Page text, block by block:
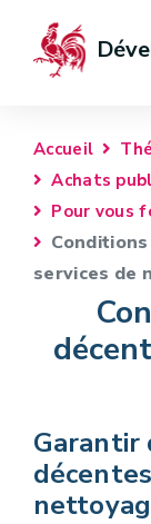
Accueil
Achats
Pour vous
services de
Garantir